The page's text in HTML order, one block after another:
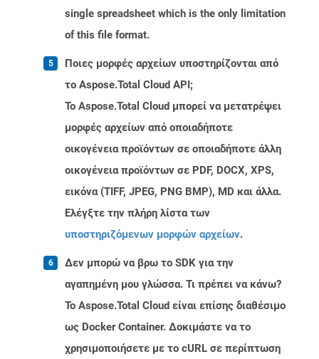
single spreadsheet which is the only limitation
of this file format.
Ποιες μορφές αρχείων υποστηρίζονται από
το Aspose.Total Cloud API;
Το Aspose.Total Cloud μπορεί να μετατρέψει
μορφές αρχείων από οποιαδήποτε
οικογένεια προϊόντων σε οποιαδήποτε άλλη
οικογένεια προϊόντων σε PDF, DOCX, XPS,
εικόνα (TIFF, JPEG, PNG BMP), MD και άλλα.
Ελέγξτε την πλήρη λίστα των
υποστηριζόμενων μορφών αρχείων.
Δεν μπορώ να βρω το SDK για την
αγαπημένη μου γλώσσα. Τι πρέπει να κάνω?
Το Aspose.Total Cloud είναι επίσης διαθέσιμο
ως Docker Container. Δοκιμάστε να το
χρησιμοποιήσετε με το cURL σε περίπτωση